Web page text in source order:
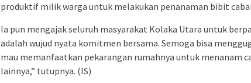
produktif milik warga untuk melakukan penanaman bibit
Ia pun mengajak seluruh masyarakat Kolaka Utara untuk
adalah wujud nyata komitmen bersama. Semoga bisa
mau memanfaatkan pekarangan rumahnya untuk menanam
lainnya,” tutupnya. (IS)